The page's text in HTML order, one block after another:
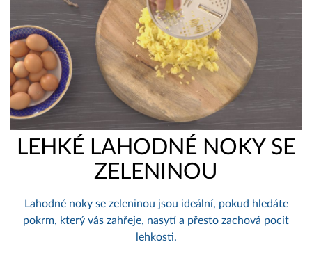
LEHKÉ LAHODNÉ NOKY SE
ZELENINOU
Lahodné noky se zeleninou jsou ideální, pokud hledáte
pokrm, který vás zahřeje, nasytí a přesto zachová pocit
lehkosti.